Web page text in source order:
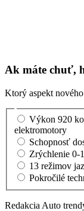
Ak máte chuť,
Ktorý aspekt
Výkon 920
elektromotory
Schopnosť
Zrýchlenie 0-
13 režimov
Pokročilé
Redakcia Auto